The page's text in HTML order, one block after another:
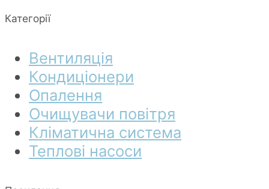
Категорії
Вентиляція
Кондиціонери
Опалення
Очищувачи повітря
Кліматична система
Теплові насоси